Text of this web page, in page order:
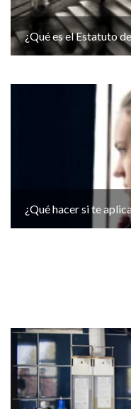
¿Qué es el Estatuto
¿Qué hacer si te